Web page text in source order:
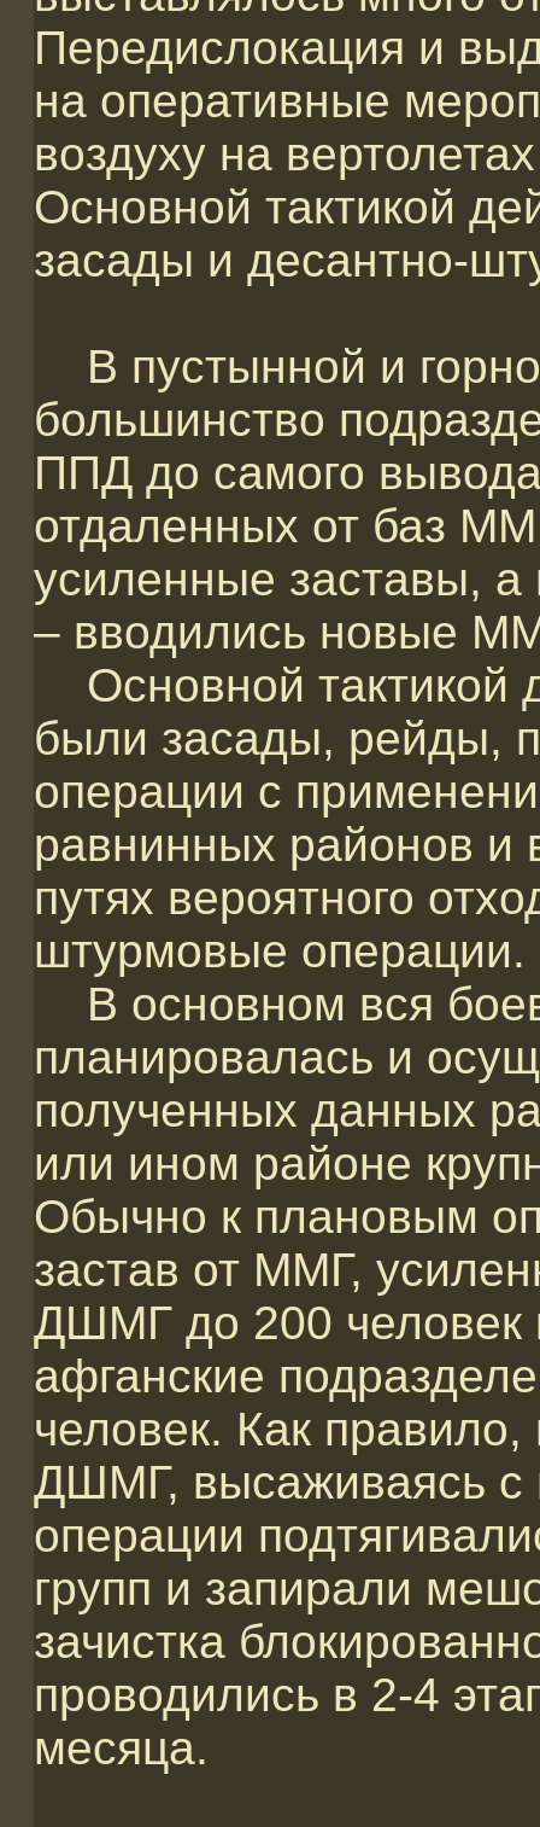
Передислокация и
на оперативные
воздуху на
Основной тактикой
засады и десантно-
В пустынной и
большинство
ППД до самого
отдаленных от баз
усиленные заставы, а
– вводились новые
Основной тактикой
были засады, рейды,
операции с
равнинных районов и
путях вероятного
штурмовые операции.
В основном вся
планировалась и
полученных данных
или ином районе
Обычно к плановым
застав от ММГ,
ДШМГ до 200 человек
афганские
человек. Как правило,
ДШМГ, высаживаясь с
операции
групп и запирали
зачистка
проводились в 2-4
месяца.